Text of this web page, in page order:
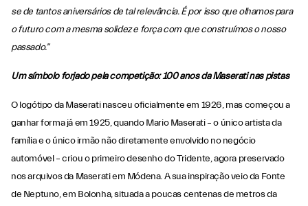
se de tantos aniversários de tal relevância. É por isso que olhamos para
o futuro com a mesma solidez e força com que construímos o nosso
passado.”
Um símbolo forjado pela competição: 100 anos da Maserati nas pistas
O logótipo da Maserati nasceu oficialmente em 1926, mas começou a
ganhar forma já em 1925, quando Mario Maserati – o único artista da
família e o único irmão não diretamente envolvido no negócio
automóvel – criou o primeiro desenho do Tridente, agora preservado
nos arquivos da Maserati em Módena. A sua inspiração veio da Fonte
de Neptuno, em Bolonha, situada a poucas centenas de metros da